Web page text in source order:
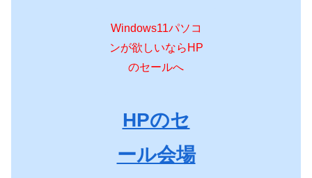
Windows11パソコ
ンが欲しいならHP
のセールへ
HPのセ
ール会場